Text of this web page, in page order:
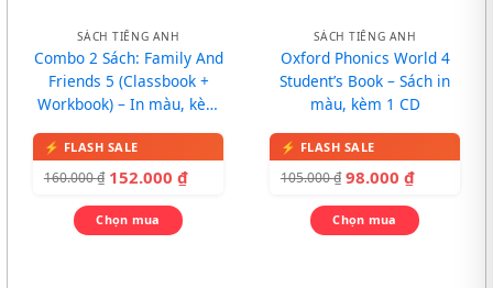
SÁCH TIẾNG ANH
Combo 2 Sách: Family And
Friends 5 (Classbook +
Workbook) – In màu, kèm
160.000₫ 152.000 ₫
Chọn mua
SÁCH TIẾNG ANH
Oxford Phonics World 4
Student’s Book – Sách in
màu, kèm 1 CD
105.000₫ 98.000 ₫
Chọn mua